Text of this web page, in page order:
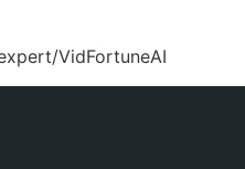
VidFortuneAI